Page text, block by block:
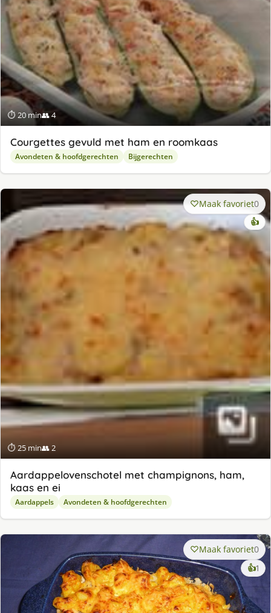
⏱ 20 min👥 4
Courgettes gevuld met ham en roomkaas
Avondeten & hoofdgerechten Bijgerechten
⏱ 25 min👥 2
Maak favoriet0
👍
Aardappelovenschotel met champignons, ham,
kaas en ei
Aardappels Avondeten & hoofdgerechten
Maak favoriet0
👍1